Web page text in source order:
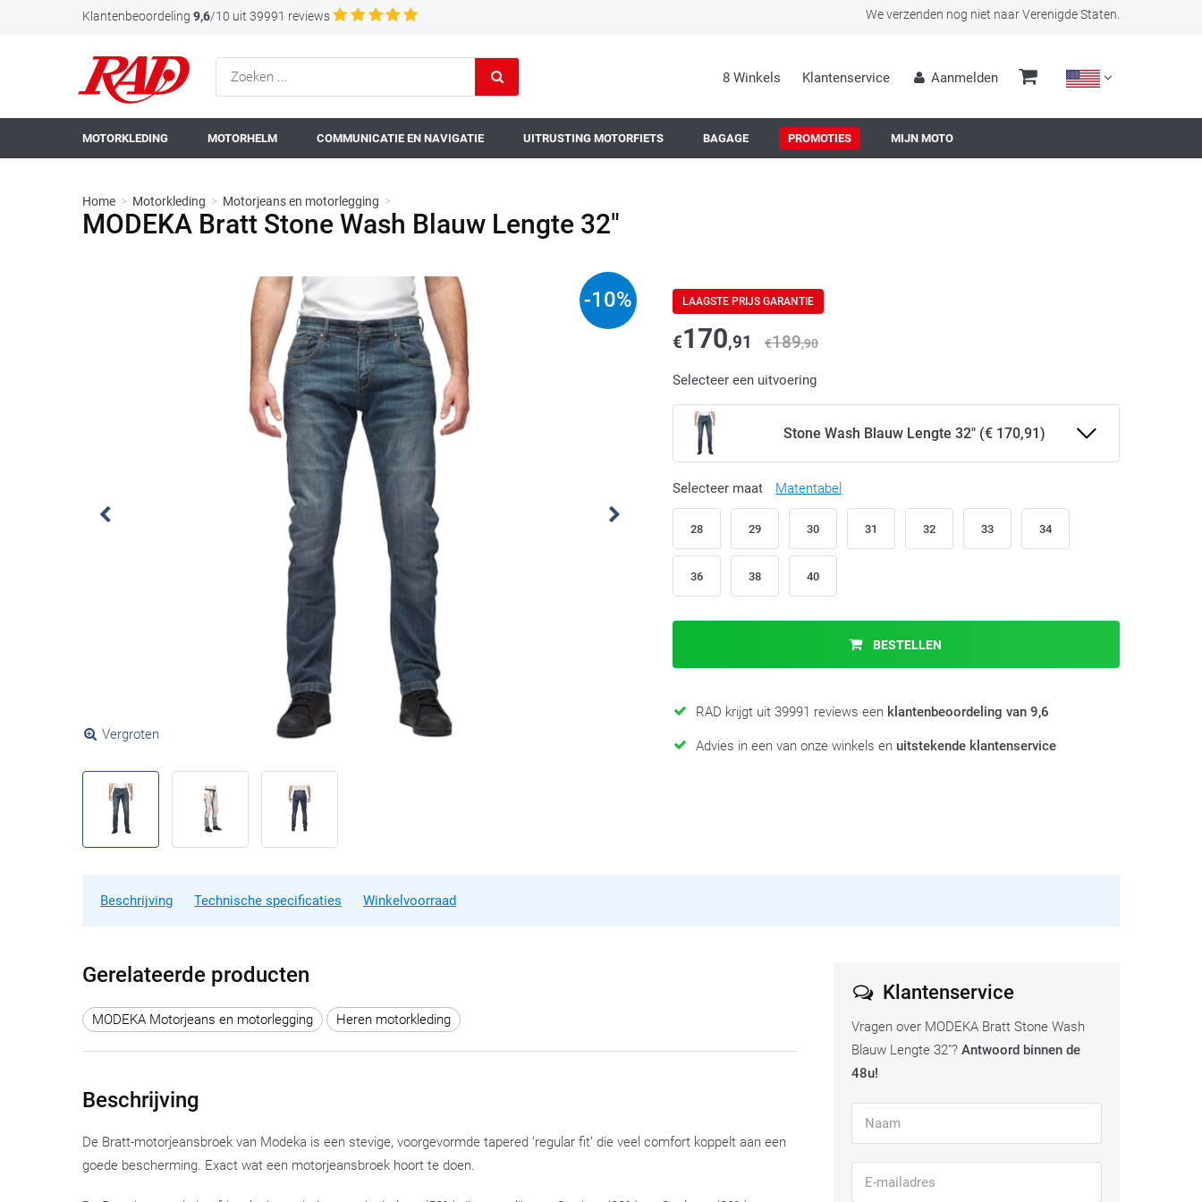
Klantenbeoordeling 9,6/10 uit 39991 reviews We verzenden nog niet naar Verenigde Staten.
8 Winkels Klantenservice Aanmelden
MOTORKLEDING MOTORHELM COMMUNICATIE EN NAVIGATIE UITRUSTING MOTORFIETS BAGAGE PROMOTIES MIJN MOTO
Home > Motorkleding > Motorjeans en motorlegging >
MODEKA Bratt Stone Wash Blauw Lengte 32"
Vergroten
-10% LAAGSTE PRIJS GARANTIE
€170,91 €189,90
Selecteer een uitvoering
Stone Wash Blauw Lengte 32" (€ 170,91)
Selecteer maat Matentabel
28 29 30 31 32 33 34
36 38 40
BESTELLEN
RAD krijgt uit 39991 reviews een klantenbeoordeling van 9,6
Advies in een van onze winkels en uitstekende klantenservice
Beschrijving Technische specificaties Winkelvoorraad
Gerelateerde producten
MODEKA Motorjeans en motorlegging Heren motorkleding
Beschrijving
De Bratt-motorjeansbroek van Modeka is een stevige, voorgevormde tapered ‘regular fit’ die veel comfort koppelt aan een
goede bescherming. Exact wat een motorjeansbroek hoort te doen.
Klantenservice
Vragen over MODEKA Bratt Stone Wash
Blauw Lengte 32"? Antwoord binnen de
48u!